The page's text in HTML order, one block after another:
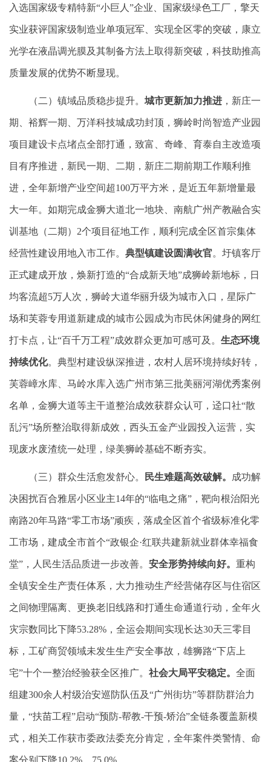
入选国家级专精特新“小巨人”企业、国家级绿色工厂，擎天
实业获评国家级制造业单项冠军、实现全区零的突破，康立
光学在液晶调光膜及其制备方法上取得新突破，科技助推高
质量发展的优势不断显现。
（二）镇域品质稳步提升。 城市更新加力推进 ，新庄一
期、裕辉一期、万洋科技城成功封顶，狮岭时尚智造产业园
项目建设卡点堵点全部打通，致富、奇峰、育泰自主改造项
目有序推进，新民一期、二期，新庄二期前期工作顺利推
进，全年新增产业空间超100万平方米，是近五年新增量最
大一年。如期完成金狮大道北一地块、南航广州产教融合实
训基地（二期）2个项目征地工作，顺利完成全区首宗集体
经营性建设用地入市工作。 典型镇建设圆满收官。圩镇客厅
正式建成开放，焕新打造的“合成新天地”成狮岭新地标，日
均客流超5万人次，狮岭大道华丽升级为城市入口，星际广
场和芙蓉专用道新建成的城市公园成为市民休闲健身的网红
打卡点，让“百千万工程”成效群众更加可感可及。 生态环境
持续优化。典型村建设纵深推进，农村人居环境持续好转，
芙蓉嶂水库、马岭水库入选广州市第三批美丽河湖优秀案例
名单，金狮大道等主干道整治成效获群众认可，迳口社“散
乱污”场所整治取得新成效，西头五金产业园投入运营，实
现废水废渣统一处理，绿美狮岭基础不断夯实。
（三）群众生活愈发舒心。 民生难题高效破解。 成功解
决困扰百合雅居小区业主14年的“临电之痛”，靶向根治阳光
南路20年马路“零工市场”顽疾，落成全区首个省级标准化零
工市场，建成全市首个“政银企·红联共建新就业群体幸福食
堂”，人民生活品质进一步改善。 安全形势持续向好。 重构
全镇安全生产责任体系，大力推动生产经营储存区与住宿区
之间物理隔离、更换老旧线路和打通生命通道行动，全年火
灾宗数同比下降53.28%，全运会期间实现长达30天三零目
标，工矿商贸领域未发生生产安全事故，雄狮路“下店上
宅”十个一整治经验获全区推广。 社会大局平安稳定。 全面
组建300余人村级治安巡防队伍及“广州街坊”等群防群治力
量，“扶苗工程”启动“预防-帮教-干预-矫治”全链条覆盖新模
式，相关工作获市委政法委充分肯定，全年案件类警情、命
案分别下降10.2%、75.0%。